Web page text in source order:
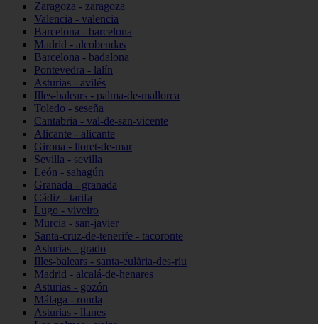
Zaragoza - zaragoza
Valencia - valencia
Barcelona - barcelona
Madrid - alcobendas
Barcelona - badalona
Pontevedra - lalín
Asturias - avilés
Illes-balears - palma-de-mallorca
Toledo - seseña
Cantabria - val-de-san-vicente
Alicante - alicante
Girona - lloret-de-mar
Sevilla - sevilla
León - sahagún
Granada - granada
Cádiz - tarifa
Lugo - viveiro
Murcia - san-javier
Santa-cruz-de-tenerife - tacoronte
Asturias - grado
Illes-balears - santa-eulària-des-riu
Madrid - alcalá-de-henares
Asturias - gozón
Málaga - ronda
Asturias - llanes